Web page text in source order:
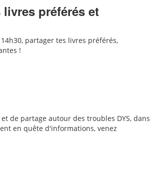
préférés et
partager tes livres préférés,
!
de partage autour des troubles DYS, dans
en quête d'informations, venez